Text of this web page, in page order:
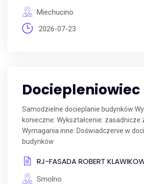
Miechucino
2026-07-23
Samodzielne docieplanie budynków
konieczne: Wykształcenie: zasadnicze
Wymagania inne: Doświadczenie w
budynków
RJ-FASADA ROBERT
Smolno